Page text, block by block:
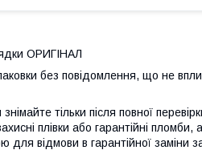
ОРИГІНАЛ
без повідомлення, що не
тільки після повної
плівки або гарантійні пломби,
відмови в гарантійної заміни